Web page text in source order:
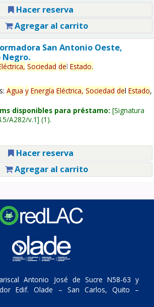
Hacer reserva
Agregar al carrito
San Antonio Oeste,
Negro.
Sociedad del Estado.
Agua y Energía Eléctrica, Sociedad del Estado,
disponibles para préstamo: Signatura
A282/v.1 (1).
Hacer reserva
Agregar al carrito
Antonio José de Sucre N58-63 y
Edif. Olade – San Carlos, Quito –